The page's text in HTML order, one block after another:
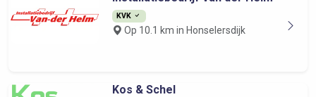
KVK
Op 10.1 km in Honselersdijk
Kos & Schel